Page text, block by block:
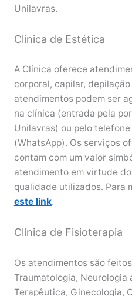
Unilavras.
Clínica de Estética
A Clínica oferece
corporal, capilar, depilação
atendimentos podem ser
na clínica (entrada pela
Unilavras) ou pelo
(WhatsApp). Os serviços
contam com um valor
atendimento em virtude
qualidade utilizados. Para
este link.
Clínica de Fisioterapia
Os atendimentos são
Traumatologia,
Terapêutica, Ginecologia,